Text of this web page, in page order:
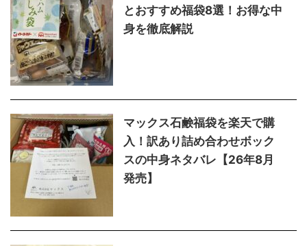
とおすすめ福袋8選！お得な中
身を徹底解説
マックス石鹸福袋を楽天で購
入！訳あり詰め合わせボック
スの中身ネタバレ【26年8月
発売】